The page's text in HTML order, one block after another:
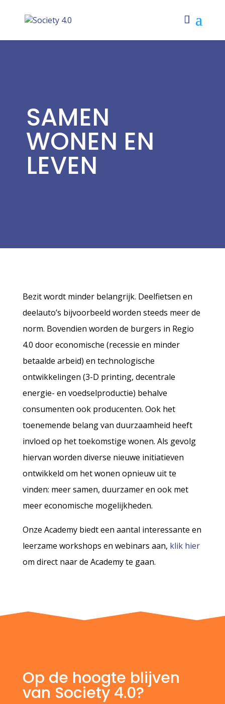
SAMEN
WONEN EN
LEVEN
Bezit wordt minder belangrijk. Deelfietsen en
deelauto’s bijvoorbeeld worden steeds meer de
norm. Bovendien worden de burgers in Regio
4.0 door economische (recessie en minder
betaalde arbeid) en technologische
ontwikkelingen (3-D printing, decentrale
energie- en voedselproductie) behalve
consumenten ook producenten. Ook het
toenemende belang van duurzaamheid heeft
invloed op het toekomstige wonen. Als gevolg
hiervan worden diverse nieuwe initiatieven
ontwikkeld om het wonen opnieuw uit te
vinden: meer samen, duurzamer en ook met
meer economische mogelijkheden.
Onze Academy biedt een aantal interessante en
leerzame workshops en webinars aan, klik hier
om direct naar de Academy te gaan.
Op de hoogte blijven
van Society 4.0?